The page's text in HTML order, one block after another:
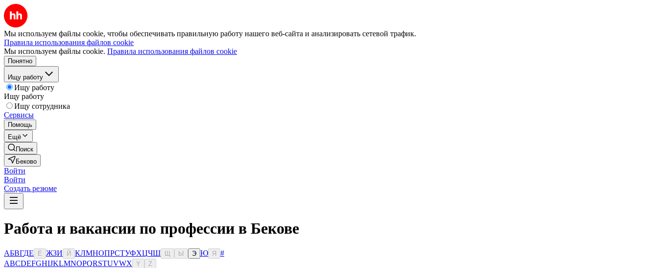
Мы используем файлы cookie, чтобы обеспечивать правильную работу нашего веб-сайта и анализировать сетевой трафик.
Правила использования файлов cookie
Мы используем файлы cookie. Правила использования файлов cookie
Понятно
Ищу работу
Ищу работу
Ищу работу
Ищу сотрудника
Сервисы
Помощь
Ещё
Поиск
Беково
Войти
Войти
Создать резюме
Работа и вакансии по профессии в Бекове
АБВГДЕ Ё ЖЗИ Й КЛМНОПРСТУФХЦЧШ Ы Э Ю Я
#
ABCDEFGHIJKLMNOPQRSTUVWX Y Z